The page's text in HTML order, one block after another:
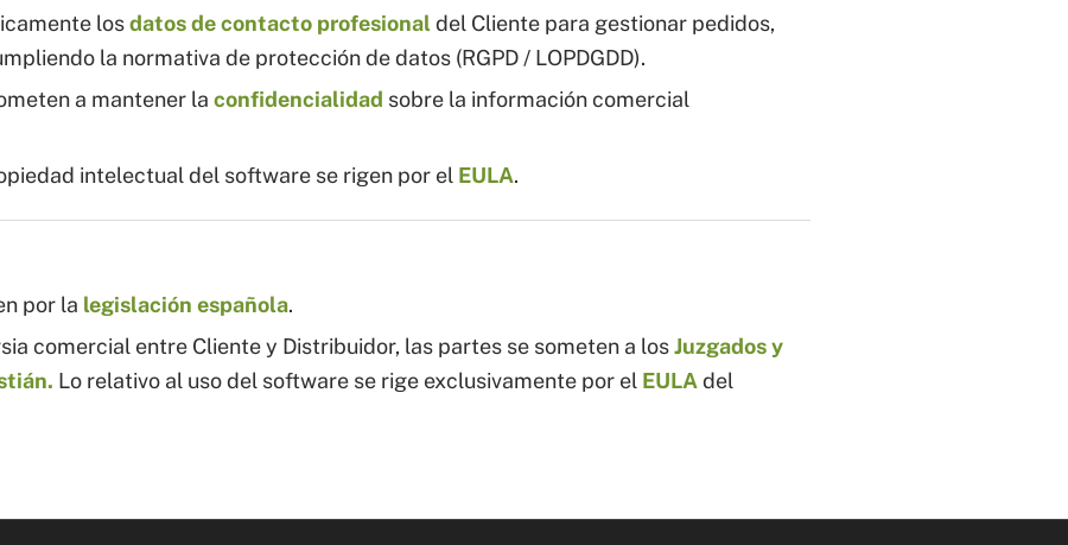
losdatos de contacto profesionaldel Cliente para gestionar pedidos,
la normativa de protección de datos (RGPD / LOPDGDD).
a mantener la confidencialidad sobre la información comercial
intelectual del software se rigen por el EULA.
por la legislación española.
comercial entre Cliente y Distribuidor, las partes se someten a losJuzgados y
Lo relativo al uso del software se rige exclusivamente por el EULA del